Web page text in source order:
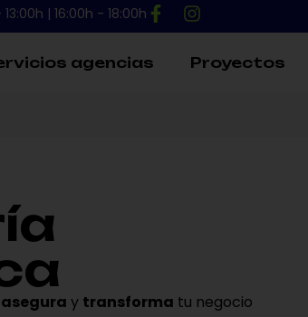
| 16:00h - 18:00h
agencias Proyectos
asegura y transforma tu negocio